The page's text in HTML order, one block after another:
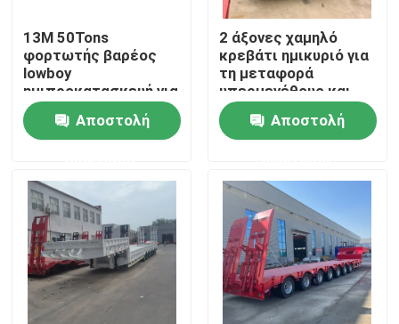
Γύρος εργοστασίων
Ποιοτικός έλεγχος
Επαφή ΗΠΑ
Ζητήστε ένα απόσπασμα
Μεταχειρισμένα ανατρεπόμενα φορτηγά
Χρησιμοποιημένα Tipper φορτηγά
13M 50Tons
φορτωτής βαρέος
lowboy
ημιπροκατασκευή για
τη μεταφορά
εκσκαφέας
γουσκόνεκ 3 άξονες
Αποστολή
2 άξονες χαμηλό
κρεβάτι ημικυριό για
τη μεταφορά
υπερμεγέθους και
βαρέων φορτίων
Αποστολή